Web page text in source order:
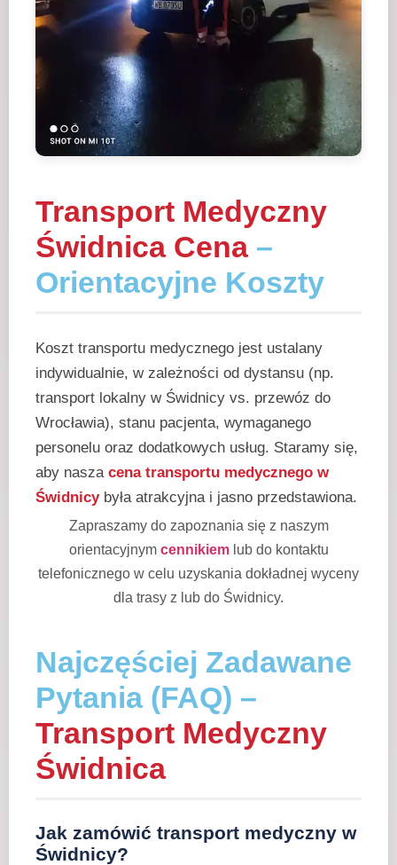
Transport Medyczny
Świdnica Cena–
Orientacyjne Koszty
Koszt transportu medycznego jest ustalany
indywidualnie, w zależności od dystansu (np.
transport lokalny w Świdnicy vs. przewóz do
Wrocławia), stanu pacjenta, wymaganego
personelu oraz dodatkowych usług. Staramy się,
aby nasza cena transportu medycznego w
Świdnicybyła atrakcyjna i jasno przedstawiona.
Zapraszamy do zapoznania się z naszym
orientacyjnym cennikiemlub do kontaktu
telefonicznego w celu uzyskania dokładnej wyceny
dla trasy z lub do Świdnicy.
Najczęściej Zadawane
Pytania (FAQ) –
Transport Medyczny
Świdnica
Jak zamówić transport medyczny w
Świdnicy?